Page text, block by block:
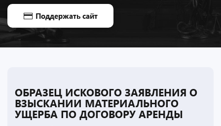
Поддержать сайт
ОБРАЗЕЦ ИСКОВОГО ЗАЯВЛЕНИЯ О
ВЗЫСКАНИИ МАТЕРИАЛЬНОГО
УЩЕРБА ПО ДОГОВОРУ АРЕНДЫ